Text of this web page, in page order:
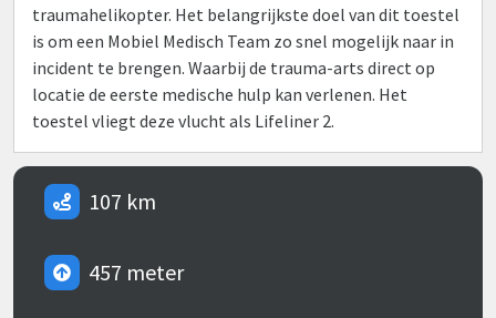
traumahelikopter. Het belangrijkste doel van dit toestel
is om een Mobiel Medisch Team zo snel mogelijk naar in
incident te brengen. Waarbij de trauma-arts direct op
locatie de eerste medische hulp kan verlenen. Het
toestel vliegt deze vlucht als Lifeliner 2.
107 km
457 meter